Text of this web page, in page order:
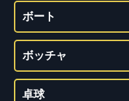
ボート
ボッチャ
卓球